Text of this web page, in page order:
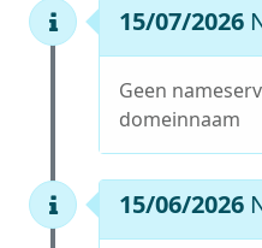
15/07/2026
Geen
domeinnaam
15/06/2026